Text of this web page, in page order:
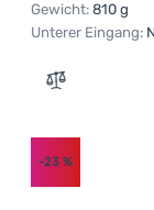
Gewicht: 810 g
Unterer Eingang:
Zum
-23 %